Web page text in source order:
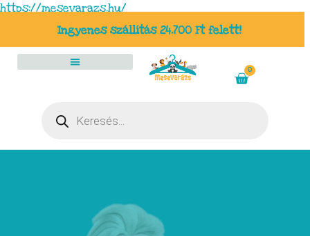
https://mesevarazs.hu/
Ingyenes szállítás 24.700 Ft felett!
0